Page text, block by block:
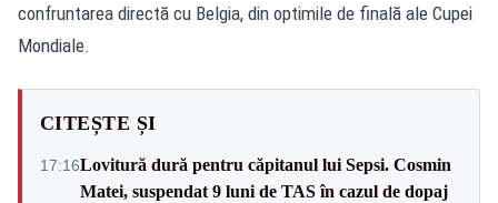
confruntarea directă cu Belgia, din optimile de finală ale Cupei
Mondiale.
CITEȘTE ȘI
17:16Lovitură dură pentru căpitanul lui Sepsi. Cosmin
Matei, suspendat 9 luni de TAS în cazul de dopaj